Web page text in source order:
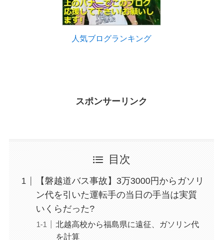
人気ブログランキング
スポンサーリンク
目次
【磐越道バス事故】3万3000円からガソリ
ン代を引いた運転手の当日の手当は実質
いくらだった?
北越高校から福島県に遠征、ガソリン代
を計算